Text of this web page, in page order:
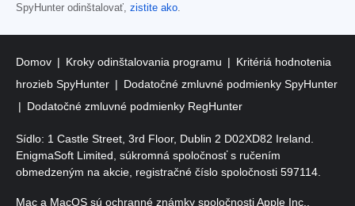
SpyHunter odinštalovať, zistite ako.
Domov Kroky odinštalovania programu
Kritériá hodnotenia
hrozieb SpyHunter
Dodatočné zmluvné podmienky SpyHunter
Dodatočné zmluvné podmienky RegHunter
Sídlo: 1 Castle Street, 3rd Floor, Dublin 2 D02XD82 Ireland.
EnigmaSoft Limited, súkromná spoločnosť s ručením
obmedzeným na akcie, registračné číslo spoločnosti 597114.
Mac a MacOS sú ochranné známky spoločnosti Apple Inc.,